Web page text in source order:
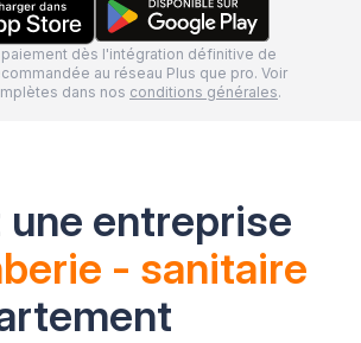
dès l'intégration définitive de
au réseau Plus que pro. Voir
dans nos conditions générales.
une entreprise
- sanitaire